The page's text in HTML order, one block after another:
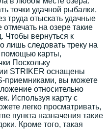
точки удачной рыбалки,
труда отыскать удачные
на озере такие
Чтобы вернуться к
лишь следовать треку на
помощью карты,
Поскольку
STRIKER оснащены
приемниками, вы можете
относительно
Используя карту с
легко просматривать,
пункта назначения такие
Кроме того, такая